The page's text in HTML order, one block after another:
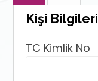
Kişi Bilgileri
TC Kimlik No